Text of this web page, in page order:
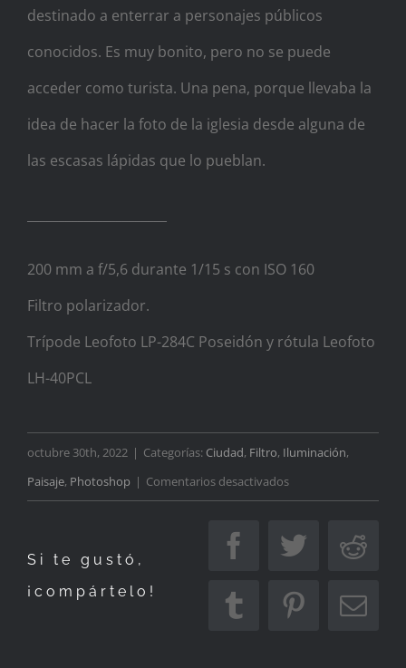
destinado a enterrar a personajes públicos
conocidos. Es muy bonito, pero no se puede
acceder como turista. Una pena, porque llevaba la
idea de hacer la foto de la iglesia desde alguna de
las escasas lápidas que lo pueblan.
200 mm a f/5,6 durante 1/15 s con ISO 160
Filtro polarizador.
Trípode Leofoto LP-284C Poseidón y rótula Leofoto
LH-40PCL
octubre 30th, 2022 | Categorías: Ciudad, Filtro, Iluminación,
Paisaje, Photoshop | Comentarios desactivadosen
de
Si te gustó,
¡compártelo!
FacebookTwitter
TumblrPinterest